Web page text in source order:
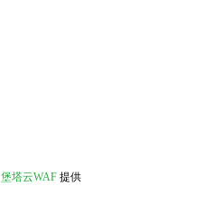
堡塔云WAF 提供